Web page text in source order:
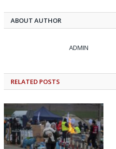
ABOUT AUTHOR
ADMIN
RELATED POSTS